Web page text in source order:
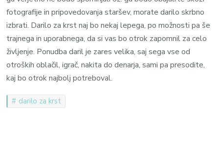
fotografije in pripovedovanja staršev, morate darilo skrbno
izbrati. Darilo za krst naj bo nekaj lepega, po možnosti pa še
trajnega in uporabnega, da si vas bo otrok zapomnil za celo
življenje. Ponudba daril je zares velika, saj sega vse od
otroških oblačil, igrač, nakita do denarja, sami pa presodite,
kaj bo otrok najbolj potreboval.
darilo za krst